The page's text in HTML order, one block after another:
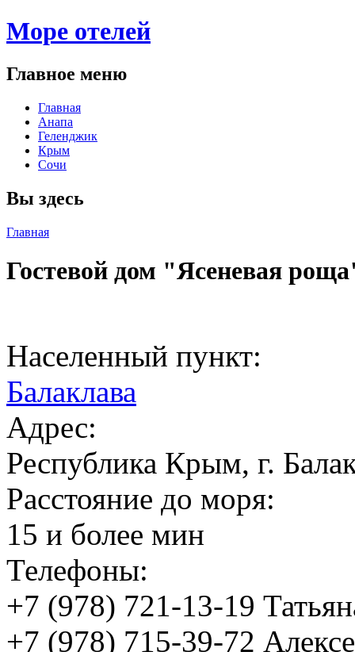
Море отелей
Главное меню
Главная
Анапа
Геленджик
Крым
Сочи
Вы здесь
Главная
Гостевой дом "Ясеневая
Населенный пункт:
Балаклава
Адрес:
Республика Крым, г.
Расстояние до моря:
15 и более мин
Телефоны:
+7 (978) 721-13-19
+7 (978) 715-39-72